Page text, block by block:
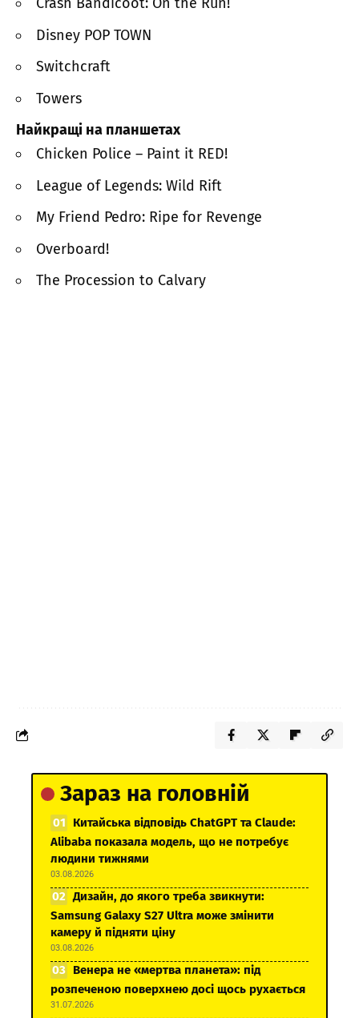
Crash Bandicoot: On the Run!
Disney POP TOWN
Switchcraft
Towers
Найкращі на планшетах
Chicken Police – Paint it RED!
League of Legends: Wild Rift
My Friend Pedro: Ripe for Revenge
Overboard!
The Procession to Calvary
Зараз на головній
Китайська відповідь ChatGPT та Claude:
Alibaba показала модель, що не потребує
людини тижнями
03.08.2026
Дизайн, до якого треба звикнути:
Samsung Galaxy S27 Ultra може змінити
камеру й підняти ціну
03.08.2026
Венера не «мертва планета»: під
розпеченою поверхнею досі щось рухається
31.07.2026